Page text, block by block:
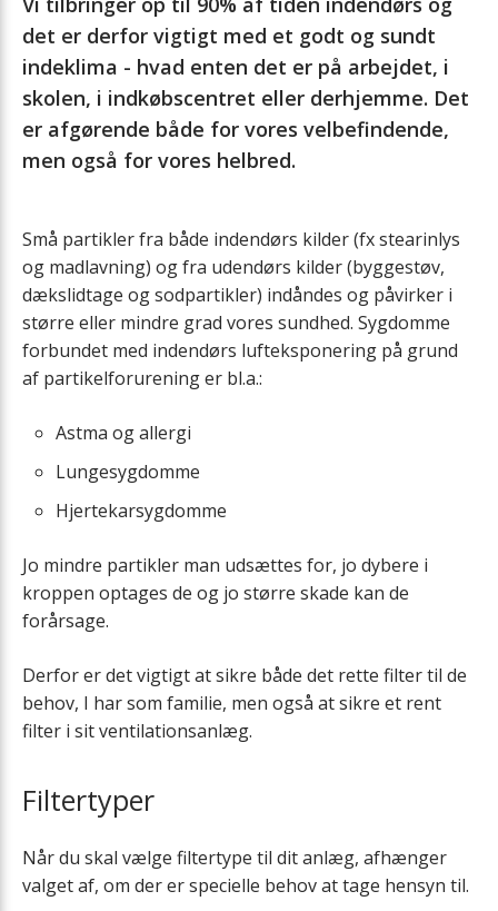
Eftervarmeflader
Ekstra varmtvandsbeholder
Emhætter og EM-box
Forvarmeflader
Tilluftsmodul
Luftfordeling
Lukkespjæld
Løftevogne
Montagebeslag
Forhøjningssokkel
Vandlås
Vibrationsdæmpere
VVS-sikkerhedsgrupper
det er derfor vigtigt med et godt og sundt
indeklima - hvad enten det er på arbejdet, i
skolen, i indkøbscentret eller derhjemme. Det
er afgørende både for vores velbefindende,
men også for vores helbred.
Små partikler fra både indendørs kilder (fx stearinlys
og madlavning) og fra udendørs kilder (byggestøv,
dækslidtage og sodpartikler) indåndes og påvirker i
større eller mindre grad vores sundhed. Sygdomme
forbundet med indendørs lufteksponering på grund
af partikelforurening er bl.a.:
Astma og allergi
Lungesygdomme
Hjertekarsygdomme
Jo mindre partikler man udsættes for, jo dybere i
kroppen optages de og jo større skade kan de
forårsage.
Derfor er det vigtigt at sikre både det rette filter til de
behov, I har som familie, men også at sikre et rent
filter i sit ventilationsanlæg.
Filtertyper
Når du skal vælge filtertype til dit anlæg, afhænger
valget af, om der er specielle behov at tage hensyn til.